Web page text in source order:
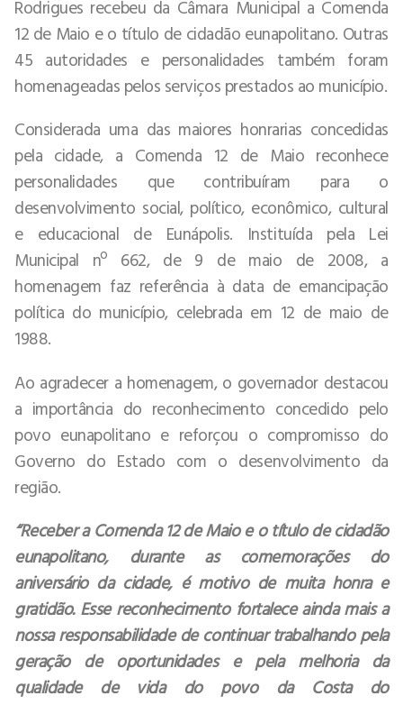
Rodrigues recebeu da Câmara Municipal a Comenda
12 de Maio e o título de cidadão eunapolitano. Outras
45 autoridades e personalidades também foram
homenageadas pelos serviços prestados ao município.
Considerada uma das maiores honrarias concedidas
pela cidade, a Comenda 12 de Maio reconhece
personalidades que contribuíram para o
desenvolvimento social, político, econômico, cultural
e educacional de Eunápolis. Instituída pela Lei
Municipal nº 662, de 9 de maio de 2008, a
homenagem faz referência à data de emancipação
política do município, celebrada em 12 de maio de
1988.
Ao agradecer a homenagem, o governador destacou
a importância do reconhecimento concedido pelo
povo eunapolitano e reforçou o compromisso do
Governo do Estado com o desenvolvimento da
região.
“Receber a Comenda 12 de Maio e o título de cidadão
eunapolitano, durante as comemorações do
aniversário da cidade, é motivo de muita honra e
gratidão. Esse reconhecimento fortalece ainda mais a
nossa responsabilidade de continuar trabalhando pela
geração de oportunidades e pela melhoria da
qualidade de vida do povo da Costa do